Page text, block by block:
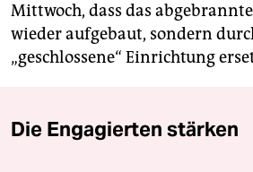
Mittwoch, dass das
wieder aufgebaut, sondern
„geschlossene“ Einrichtung
Die Engagierten stärken